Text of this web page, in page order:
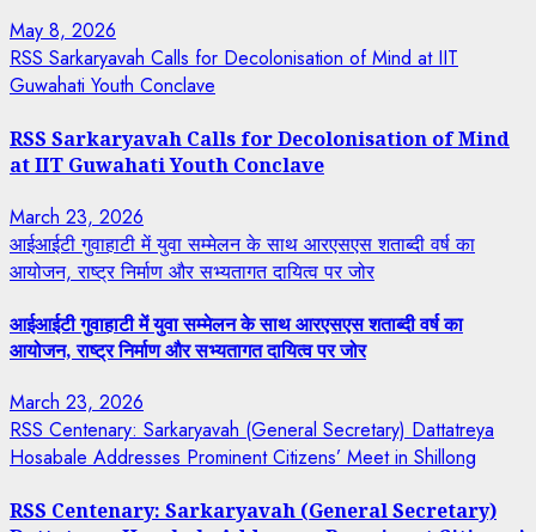
May 8, 2026
RSS Sarkaryavah Calls for Decolonisation of Mind at IIT
Guwahati Youth Conclave
RSS Sarkaryavah Calls for Decolonisation of Mind
at IIT Guwahati Youth Conclave
March 23, 2026
आईआईटी गुवाहाटी में युवा सम्मेलन के साथ आरएसएस शताब्दी वर्ष का
आयोजन, राष्ट्र निर्माण और सभ्यतागत दायित्व पर जोर
आईआईटी गुवाहाटी में युवा सम्मेलन के साथ आरएसएस शताब्दी वर्ष का
आयोजन, राष्ट्र निर्माण और सभ्यतागत दायित्व पर जोर
March 23, 2026
RSS Centenary: Sarkaryavah (General Secretary) Dattatreya
Hosabale Addresses Prominent Citizens’ Meet in Shillong
RSS Centenary: Sarkaryavah (General Secretary)